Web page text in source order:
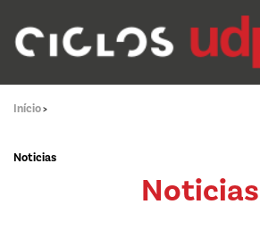
Início>
Noticias
Noticias